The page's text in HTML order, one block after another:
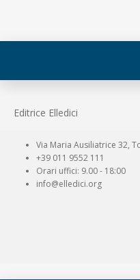
Editrice Elledici
Via Maria Ausiliatrice 32,
+39 011 9552 111
Orari uffici: 9.00 - 18:00
info@elledici.org